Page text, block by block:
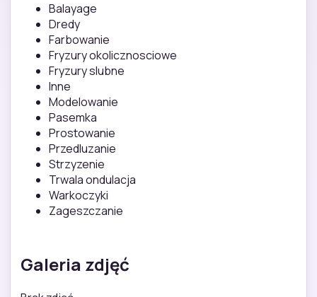
Balayage
Dredy
Farbowanie
Fryzury okolicznosciowe
Fryzury slubne
Inne
Modelowanie
Pasemka
Prostowanie
Przedluzanie
Strzyzenie
Trwala ondulacja
Warkoczyki
Zageszczanie
Galeria zdjęć